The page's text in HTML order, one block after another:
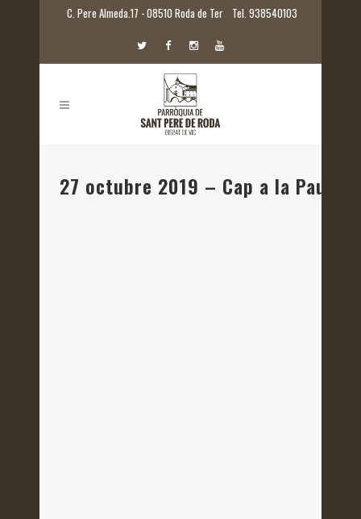
C. Pere Almeda.17 - 08510 Roda de Ter Tel. 938540103
27 octubre 2019 – Cap a la Pau